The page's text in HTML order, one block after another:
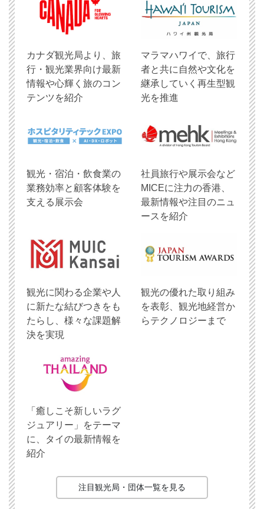
​カナダ観光局より、旅
行・観光業界向け最新
情報や心輝く旅のコン
テンツを紹介
マラマハワイで、旅行
者と共に自然や文化を
継承していく再生型観
光を推進
観光・宿泊・飲食業の
業務効率と顧客体験を
支える展示会
社員旅行や展示会など
MICEに注力の香港、
最新情報や注目のニュ
ースを紹介
観光に関わる企業や人
に新たな結びつきをも
たらし、様々な課題解
決を実現
観光の優れた取り組み
を表彰、観光地経営か
らテクノロジーまで
「癒しこそ新しいラグ
ジュアリー」をテーマ
に、タイの最新情報を
紹介
注目観光局・団体一覧を見る